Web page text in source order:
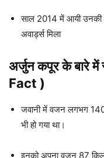
साल 2014 में आयी उनकी
अवार्ड्स मिला
अर्जुन कपूर के बारे
Fact )
जवानी में वजन लगभग
भी हो गया था।
इनको अपना वजन 87